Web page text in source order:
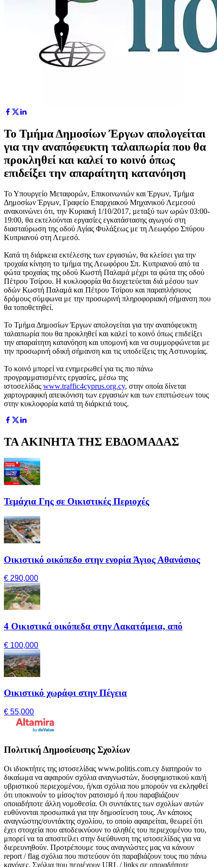
Το Τμήμα Δημοσίων Έργων απολογείται
για την αναπόφευκτη ταλαιπωρία που θα
προκληθεί και καλεί το κοινό όπως
επιδείξει την απαραίτητη κατανόηση
Το Υπουργείο Μεταφορών, Επικοινωνιών και Έργων, Τμήμα
Δημοσίων Έργων, Γραφείο Επαρχιακού Μηχανικού Λεμεσού
ανακοινώνει ότι, την Κυριακή 1/10/2017, μεταξύ των ωρών 03:00-
19:00, θα εκτελούνται εργασίες εγκατάστασης αγωγού στη
διασταύρωση της οδού Αγίας Φυλάξεως με τη Λεωφόρο Σπύρου
Κυπριανού στη Λεμεσό.
Κατά τη διάρκεια εκτέλεσης των εργασιών, θα κλείσει για την
τροχαία κίνηση το τμήμα της Λεωφόρου Σπ. Κυπριανού από τα
φώτα τροχαίας της οδού Κωστή Παλαμά μέχρι τα φώτα της οδού
Πέτρου Τσίρου. Η κυκλοφορία θα διοχετεύεται διά μέσου των
οδών Κωστή Παλαμά και Πέτρου Τσίρου και παραπλήσιους
δρόμους σύμφωνα με την προσωρινή πληροφοριακή σήμανση που
θα τοποθετηθεί.
Το Τμήμα Δημοσίων Έργων απολογείται για την αναπόφευκτη
ταλαιπωρία που θα προκληθεί και καλεί το κοινό όπως επιδείξει
την απαραίτητη κατανόηση και υπομονή και να συμμορφώνεται με
την προσωρινή οδική σήμανση και τις υποδείξεις της Αστυνομίας.
Το κοινό μπορεί να ενημερωθεί για τις πιο πάνω
προγραμματισμένες εργασίες, μέσω της
ιστοσελίδας www.traffic4cyprus.org.cy, στην οποία δίνεται
χαρτογραφική απεικόνιση των εργασιών και των επιπτώσεων τους
στην κυκλοφορία κατά τη διάρκειά τους.
ΤΑ ΑΚΙΝΗΤΑ ΤΗΣ ΕΒΔΟΜΑΔΑΣ
Τεμάχια Γης σε Οικιστικές Περιοχές
Οικιστικό οικόπεδο στην ενορία Άγιος Αθανάσιος
€ 290,000
4 Οικιστικά οικόπεδα στην Λακατάμεια, από
€ 100,000
Οικιστικό χωράφι στην Πέγεια
€ 55,000
Πολιτική Δημοσίευσης Σχολίων
Οι ιδιοκτήτες της ιστοσελίδας www.politis.com.cy διατηρούν το
δικαίωμα να αφαιρούν σχόλια αναγνωστών, δυσφημιστικού και/ή
υβριστικού περιεχομένου, ή/και σχόλια που μπορούν να εκληφθεί
ότι υποκινούν το μίσος/τον ρατσισμό ή που παραβιάζουν
οποιαδήποτε άλλη νομοθεσία. Οι συντάκτες των σχολίων αυτών
ευθύνονται προσωπικά για την δημοσίευση τους. Αν κάποιος
αναγνώστης/συντάκτης σχολίου, το οποίο αφαιρείται, θεωρεί ότι
έχει στοιχεία που αποδεικνύουν το αληθές του περιεχομένου του,
μπορεί να τα αποστείλει στην διεύθυνση της ιστοσελίδας για να
διερευνηθούν. Προτρέπουμε τους αναγνώστες μας να κάνουν
report / flag σχόλια που πιστεύουν ότι παραβιάζουν τους πιο πάνω
κανόνες. Σχόλια που περιέχουν URL / links σε οποιαδήποτε